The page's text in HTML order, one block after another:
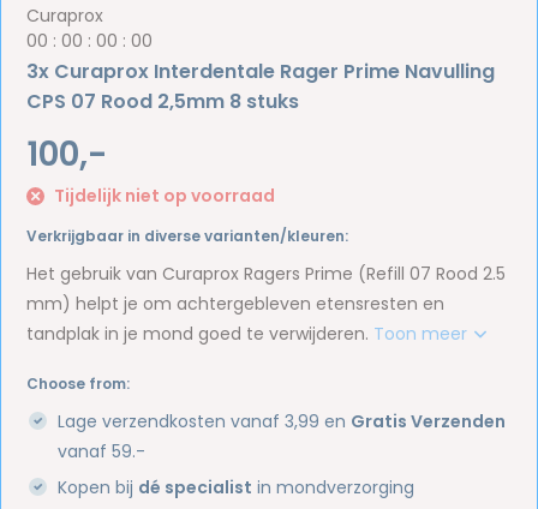
Curaprox
00 :00 :00 :00
3x Curaprox Interdentale Rager Prime Navulling
CPS 07 Rood 2,5mm 8 stuks
100,-
Tijdelijk niet op voorraad
Verkrijgbaar in diverse varianten/kleuren:
Het gebruik van Curaprox Ragers Prime (Refill 07 Rood 2.5
mm) helpt je om achtergebleven etensresten en
tandplak in je mond goed te verwijderen. Toon meer
Choose from:
Lage verzendkosten vanaf 3,99 en Gratis Verzenden
vanaf 59.-
Kopen bij dé specialist in mondverzorging